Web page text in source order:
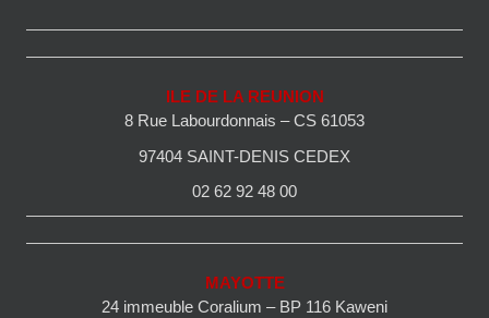
ILE DE LA REUNION
8 Rue Labourdonnais – CS 61053
97404 SAINT-DENIS CEDEX
02 62 92 48 00
MAYOTTE
24 immeuble Coralium – BP 116 Kaweni